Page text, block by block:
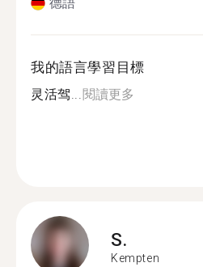
我的語言學習目標
灵活驾...閱讀更多
S.
Kempten